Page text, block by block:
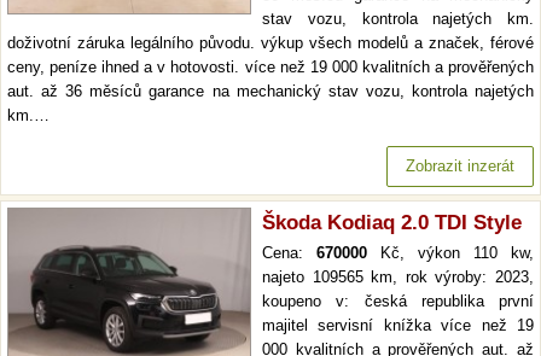
stav vozu, kontrola najetých km.
doživotní záruka legálního původu. výkup všech modelů a značek, férové
ceny, peníze ihned a v hotovosti. více než 19 000 kvalitních a prověřených
aut. až 36 měsíců garance na mechanický stav vozu, kontrola najetých
km.…
Zobrazit inzerát
Škoda Kodiaq 2.0 TDI Style
Cena: 670000 Kč, výkon 110 kw,
najeto 109565 km, rok výroby: 2023,
koupeno v: česká republika první
majitel servisní knížka více než 19
000 kvalitních a prověřených aut. až